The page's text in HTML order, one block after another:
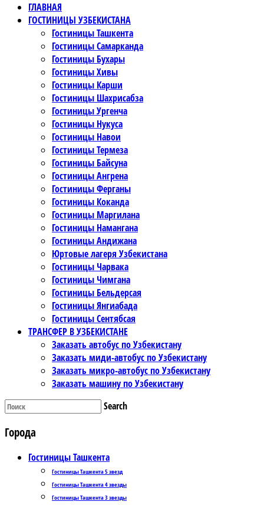
ГЛАВНАЯ
ГОСТИНИЦЫ УЗБЕКИСТАНА
Гостиницы Ташкента
Гостиницы Самарканда
Гостиницы Бухары
Гостиницы Хивы
Гостиницы Карши
Гостиницы Шахрисабза
Гостиницы Ургенча
Гостиницы Нукуса
Гостиницы Навои
Гостиницы Термеза
Гостиницы Байсуна
Гостиницы Ангрена
Гостиницы Ферганы
Гостиницы Коканда
Гостиницы Маргилана
Гостиницы Намангана
Гостиницы Андижана
Юртовые лагеря Узбекистана
Гостиницы Чарвака
Гостиницы Чимгана
Гостиницы Бельдерсая
Гостиницы Янгиабада
Гостиницы Сентябсая
ТРАНСФЕР В УЗБЕКИСТАНЕ
Заказать автобус по Узбекистану
Заказать миди-автобус по Узбекистану
Заказать микро-автобус по Узбекистану
Заказать машину по Узбекистану
Search
Города
Гостиницы Ташкента
Гостиницы Ташкента 5 звезд
Гостиницы Ташкента 4 звезды
Гостиницы Ташкента 3 звезды